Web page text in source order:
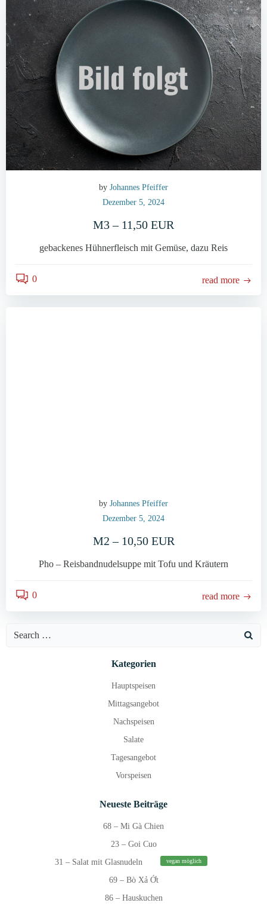
by Johannes Pfeiffer
Dezember 5, 2024
M3 – 11,50 EUR
gebackenes Hühnerfleisch mit Gemüse, dazu Reis
0 read more
by Johannes Pfeiffer
Dezember 5, 2024
M2 – 10,50 EUR
Pho – Reisbandnudelsuppe mit Tofu und Kräutern
0 read more
Search
Kategorien
Hauptspeisen
Mittagsangebot
Nachspeisen
Salate
Tagesangebot
Vorspeisen
Neueste Beiträge
68 – Mi Gà Chien
23 – Goi Cuo
31 – Salat mit Glasnudeln
vegan möglich
69 – Bò Xả Ớt
86 – Hauskuchen